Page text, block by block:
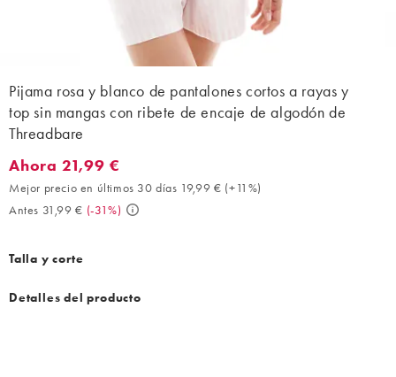
Pijama rosa y blanco de pantalones cortos a rayas y
top sin mangas con ribete de encaje de algodón de
Threadbare
Ahora 21,99 €. Mejor precio en últimos 30 días 19,99 € (+11%).
Ahora 21,99 €
Mejor precio en últimos 30 días 19,99 € (+11%)
Antes 31,99 € (-31%)
Talla y corte
Detalles del producto